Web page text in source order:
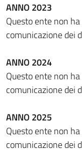
ANNO 2023
Questo ente non
comunicazione dei
ANNO 2024
Questo ente non
comunicazione dei
ANNO 2025
Questo ente non
comunicazione dei